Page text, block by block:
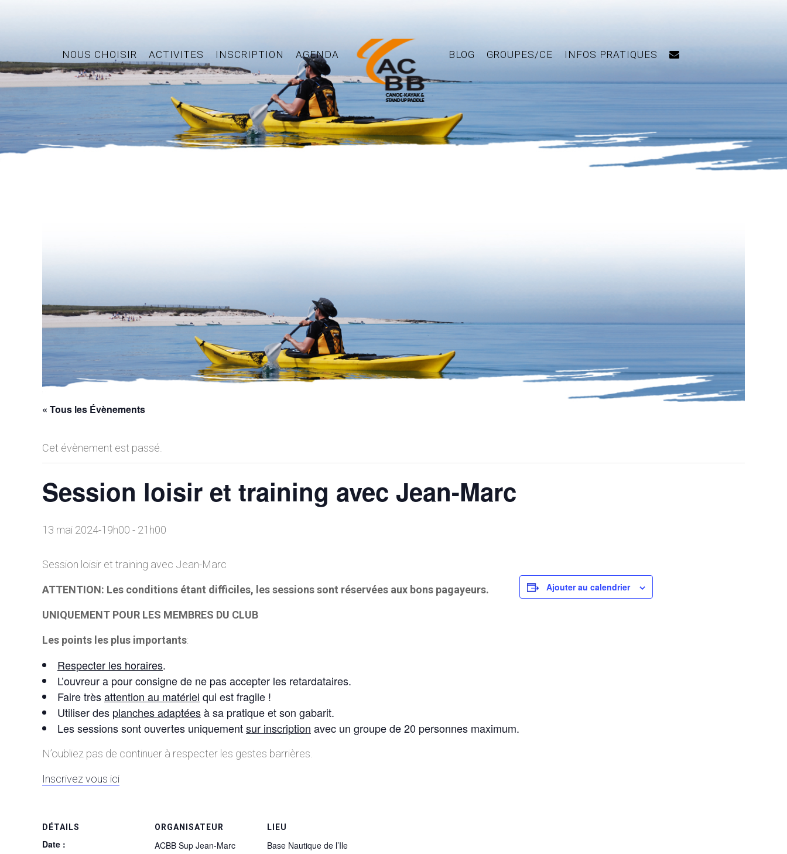
NOUS CHOISIR ACTIVITES INSCRIPTION AGENDA BLOG GROUPES/CE INFOS PRATIQUES
« Tous les Évènements
Cet évènement est passé.
Session loisir et training avec Jean-Marc
13 mai 2024-19h00 - 21h00
Session loisir et training avec Jean-Marc
ATTENTION: Les conditions étant difficiles, les sessions sont réservées aux bons pagayeurs.
UNIQUEMENT POUR LES MEMBRES DU CLUB
Les points les plus importants:
Respecter les horaires.
L’ouvreur a pour consigne de ne pas accepter les retardataires.
Faire trèsattention au matériel qui est fragile !
Utiliser des planches adaptéesà sa pratique et son gabarit.
Les sessions sont ouvertes uniquementsur inscription avec un groupe de 20 personnes maximum.
N’oubliez pas de continuer à respecter les gestes barrières.
Inscrivez vous ici
Ajouter au calendrier
DÉTAILS
Date :
ORGANISATEUR
ACBB Sup Jean-Marc
LIEU
Base Nautique de l’Ile